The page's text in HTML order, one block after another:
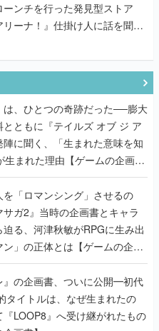
ーンチを行った発見型ストア
リーナ！』仕掛け人に話を聞い
は、ひとつの奇跡だった──膨大
とともに『テイルズ オブ ジ ア
陣に聞く、「生まれた意味を知
生まれた理由【ゲームの企画
を「ロマンシング」させるの
ガ2』当時の企画書とキャラ
る、河津秋敏がRPGに生み出
ン」の正体とは【ゲームの企画
』の企画書、ついに公開━初代
タイトルは、なぜ生まれたの
『LOOP8』へ受け継がれたもの